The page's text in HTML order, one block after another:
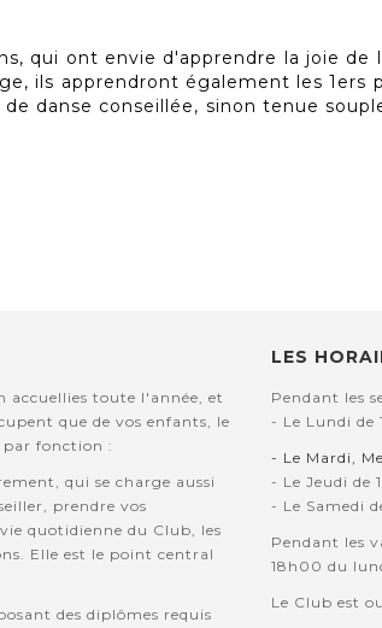
qui ont envie d'apprendre la joie de
ils apprendront également les 1ers
danse conseillée, sinon tenue
accuellies toute l'année, et
que de vos enfants, le
par fonction :
qui se charge aussi
prendre vos
quotidienne du Club, les
Elle est le point central
des diplômes requis
LES
Pendant les
- Le Lundi de
- Le Mardi,
- Le Jeudi de
- Le Samedi
Pendant les
18h00 du
Le Club est